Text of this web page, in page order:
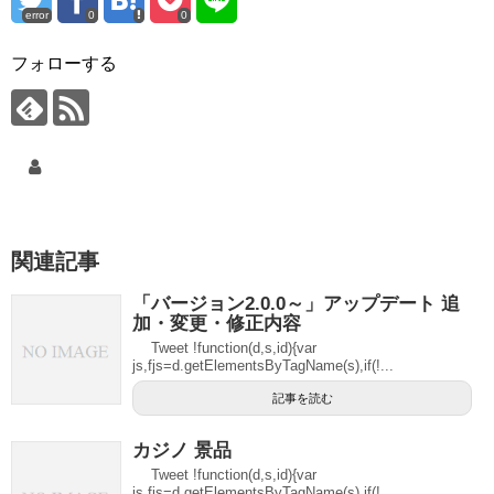
error 0 0
フォローする
関連記事
「バージョン2.0.0～」アップデート 追
加・変更・修正内容
Tweet !function(d,s,id){var
js,fjs=d.getElementsByTagName(s),if(!...
記事を読む
カジノ 景品
Tweet !function(d,s,id){var